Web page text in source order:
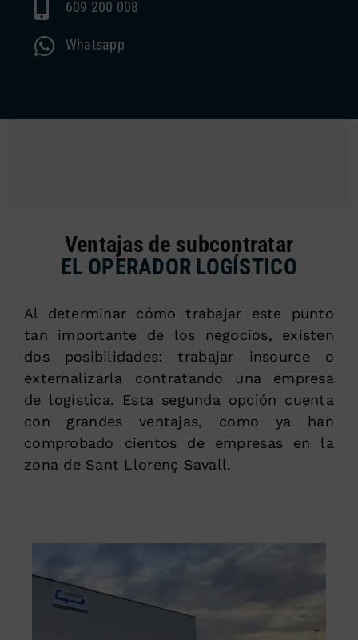
609 200 008
Whatsapp
Ventajas de subcontratar
EL OPERADOR LOGÍSTICO
Al determinar cómo trabajar este punto
tan importante de los negocios, existen
dos posibilidades: trabajar insource o
externalizarla contratando una empresa
de logística. Esta segunda opción cuenta
con grandes ventajas, como ya han
comprobado cientos de empresas en la
zona de Sant Llorenç Savall.